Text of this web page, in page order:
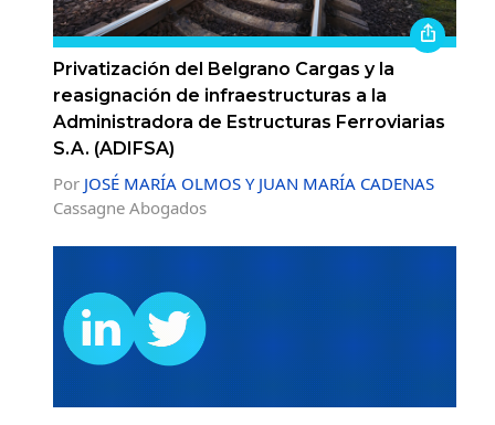
Privatización del Belgrano Cargas y la
reasignación de infraestructuras a la
Administradora de Estructuras Ferroviarias
S.A. (ADIFSA)
Por JOSÉ MARÍA OLMOS Y JUAN MARÍA CADENAS
Cassagne Abogados